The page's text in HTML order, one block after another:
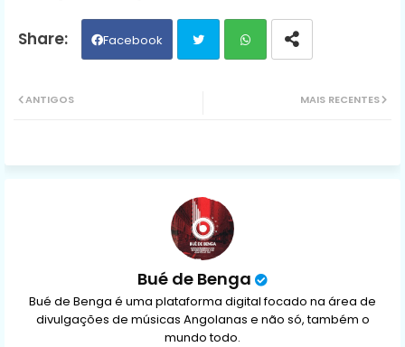
Facebook
ap
MAIS RECENTES
ANTIGOS
Bué de Benga
Bué de Benga é uma plataforma digital focado na área de
divulgações de músicas Angolanas e não só, também o
mundo todo.